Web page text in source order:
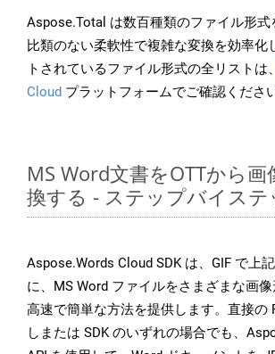
Aspose.Total は数百種類のファイル形式
比類のない柔軟性で複雑な変換を効率化
トされているファイル形式の全リストは、
Cloud プラットフォームでご確認ください
MS Word文書をOTTから画
換する - ステップバイステ
Aspose.Words Cloud SDK は、GIF で上
に、MS Word ファイルをさまざまな画
高速で簡単な方法を提供します。直接の
しまたは SDK のいずれの場合でも、